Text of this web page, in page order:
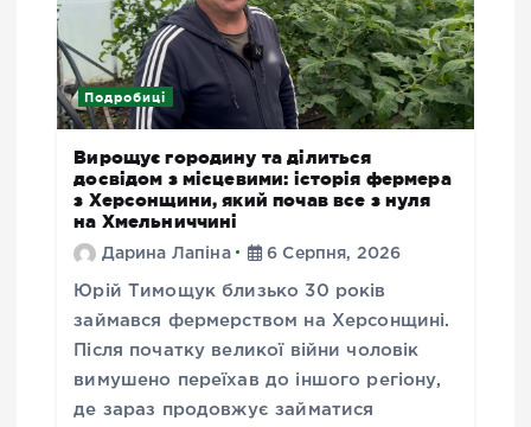
Подробиці
Вирощує городину та ділиться
досвідом з місцевими: історія фермера
з Херсонщини, який почав все з нуля
на Хмельниччині
Дарина Лапіна 6 Серпня, 2026
Юрій Тимощук близько 30 років
займався фермерством на Херсонщині.
Після початку великої війни чоловік
вимушено переїхав до іншого регіону,
де зараз продовжує займатися